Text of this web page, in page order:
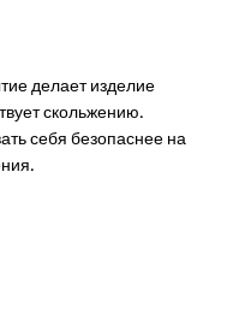
делает изделие
скольжению.
себя безопаснее на